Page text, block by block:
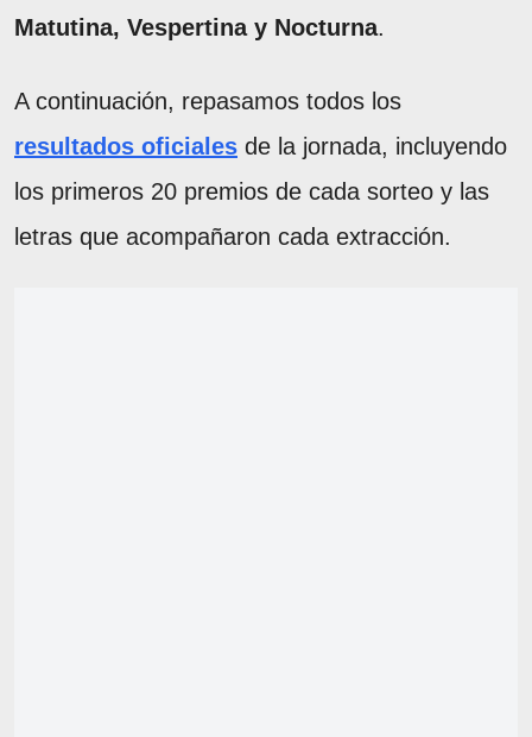
Matutina, Vespertina y Nocturna.
A continuación, repasamos todos los
resultados oficiales de la jornada, incluyendo
los primeros 20 premios de cada sorteo y las
letras que acompañaron cada extracción.